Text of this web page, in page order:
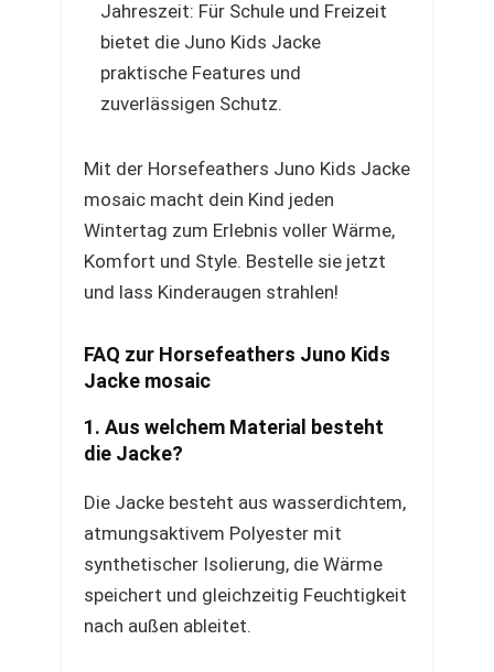
Jahreszeit: Für Schule und Freizeit
bietet die Juno Kids Jacke
praktische Features und
zuverlässigen Schutz.
Mit der Horsefeathers Juno Kids Jacke
mosaic macht dein Kind jeden
Wintertag zum Erlebnis voller Wärme,
Komfort und Style. Bestelle sie jetzt
und lass Kinderaugen strahlen!
FAQ zur Horsefeathers Juno Kids
Jacke mosaic
1. Aus welchem Material besteht
die Jacke?
Die Jacke besteht aus wasserdichtem,
atmungsaktivem Polyester mit
synthetischer Isolierung, die Wärme
speichert und gleichzeitig Feuchtigkeit
nach außen ableitet.